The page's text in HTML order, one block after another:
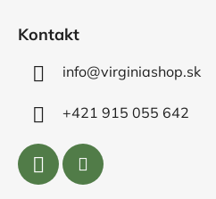
Kontakt
info@virginiashop.sk
+421 915 055 642